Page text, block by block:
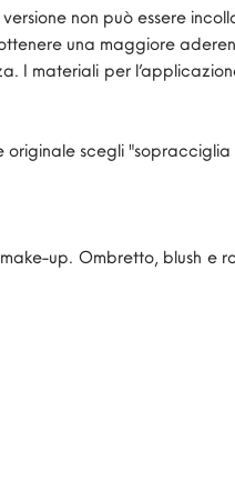
non può essere
una maggiore
materiali per
originale scegli
up. Ombretto, blush e